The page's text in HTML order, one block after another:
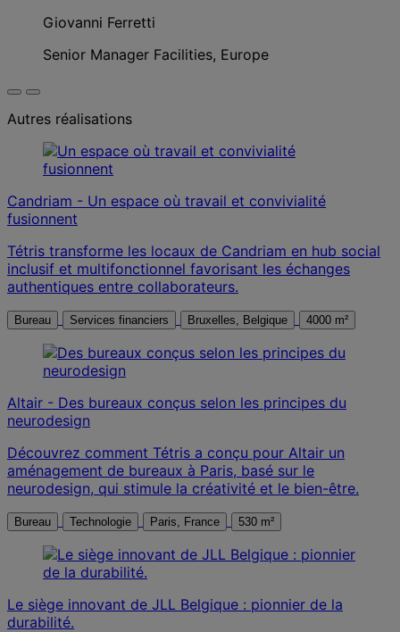
Giovanni Ferretti
Senior Manager Facilities, Europe
Autres réalisations
Candriam - Un espace où travail et convivialité
fusionnent
Tétris transforme les locaux de Candriam en hub social
inclusif et multifonctionnel favorisant les échanges
authentiques entre collaborateurs.
Bureau Services financiers Bruxelles, Belgique 4000 m²
Altair - Des bureaux conçus selon les principes du
neurodesign
Découvrez comment Tétris a conçu pour Altair un
aménagement de bureaux à Paris, basé sur le
neurodesign, qui stimule la créativité et le bien-être.
Bureau Technologie Paris, France 530 m²
Le siège innovant de JLL Belgique : pionnier de la
durabilité.